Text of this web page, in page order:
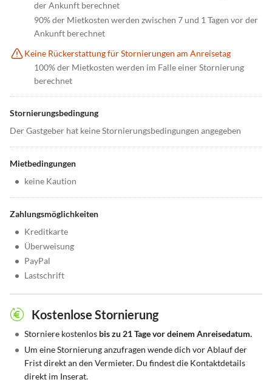
der Ankunft berechnet
90% der Mietkosten werden zwischen 7 und 1 Tagen vor der
Ankunft berechnet
Keine Rückerstattung für Stornierungen am Anreisetag
100% der Mietkosten werden im Falle einer Stornierung
berechnet
Stornierungsbedingung
Der Gastgeber hat keine Stornierungsbedingungen angegeben
Mietbedingungen
• keine Kaution
Zahlungsmöglichkeiten
• Kreditkarte
• Überweisung
• PayPal
• Lastschrift
Kostenlose Stornierung
• Storniere kostenlos bis zu 21 Tage vor deinem Anreisedatum.
• Um eine Stornierung anzufragen wende dich vor Ablauf der
Frist direkt an den Vermieter. Du findest die Kontaktdetails
direkt im Inserat.